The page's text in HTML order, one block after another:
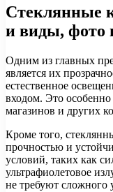
Стеклянные
и виды, фото
Одним из главных
является их
естественное
входом. Это
магазинов и других
Кроме того,
прочностью и
условий, таких как
ультрафиолетовое
не требуют сложного